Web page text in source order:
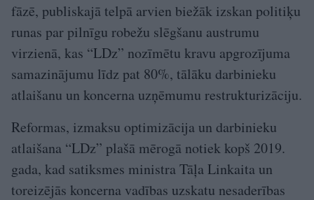
fāzē, publiskajā telpā arvien biežāk izskan politiķu
runas par pilnīgu robežu slēgšanu austrumu
virzienā, kas “LDz” nozīmētu kravu apgrozījuma
samazinājumu līdz pat 80%, tālāku darbinieku
atlaišanu un koncerna uzņēmumu restrukturizāciju.
Reformas, izmaksu optimizācija un darbinieku
atlaišana “LDz” plašā mērogā notiek kopš 2019.
gada, kad satiksmes ministra Tāļa Linkaita un
toreizējās koncerna vadības uzskatu nesaderības